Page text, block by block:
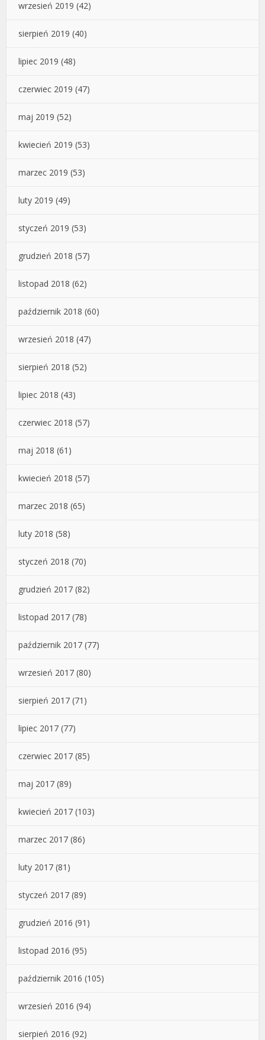
wrzesień 2019 (42)
sierpień 2019 (40)
lipiec 2019 (48)
czerwiec 2019 (47)
maj 2019 (52)
kwiecień 2019 (53)
marzec 2019 (53)
luty 2019 (49)
styczeń 2019 (53)
grudzień 2018 (57)
listopad 2018 (62)
październik 2018 (60)
wrzesień 2018 (47)
sierpień 2018 (52)
lipiec 2018 (43)
czerwiec 2018 (57)
maj 2018 (61)
kwiecień 2018 (57)
marzec 2018 (65)
luty 2018 (58)
styczeń 2018 (70)
grudzień 2017 (82)
listopad 2017 (78)
październik 2017 (77)
wrzesień 2017 (80)
sierpień 2017 (71)
lipiec 2017 (77)
czerwiec 2017 (85)
maj 2017 (89)
kwiecień 2017 (103)
marzec 2017 (86)
luty 2017 (81)
styczeń 2017 (89)
grudzień 2016 (91)
listopad 2016 (95)
październik 2016 (105)
wrzesień 2016 (94)
sierpień 2016 (92)